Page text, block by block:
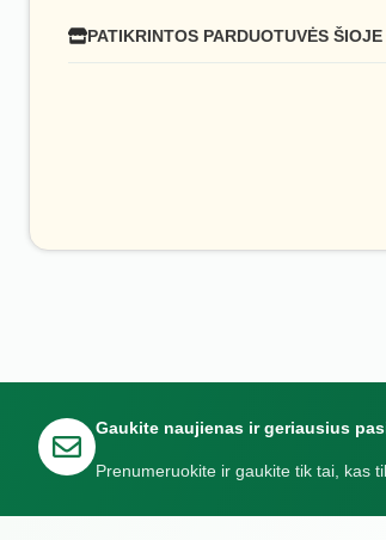
PATIKRINTOS PARDUOTUVĖS
Gaukite naujienas ir geriausius
Prenumeruokite ir gaukite tik tai, kas